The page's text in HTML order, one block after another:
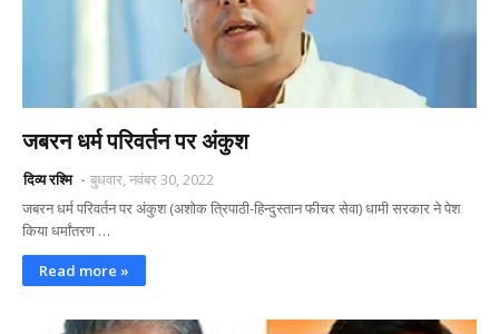
जबरन धर्म परिवर्तन पर अंकुश
दिव्य रश्मि
बुधवार, नवंबर 30, 2022
जबरन धर्म परिवर्तन पर अंकुश (अशोक त्रिपाठी-हिन्दुस्तान फीचर सेवा) धामी सरकार ने पेश
किया धर्मांतरण …
Read more »